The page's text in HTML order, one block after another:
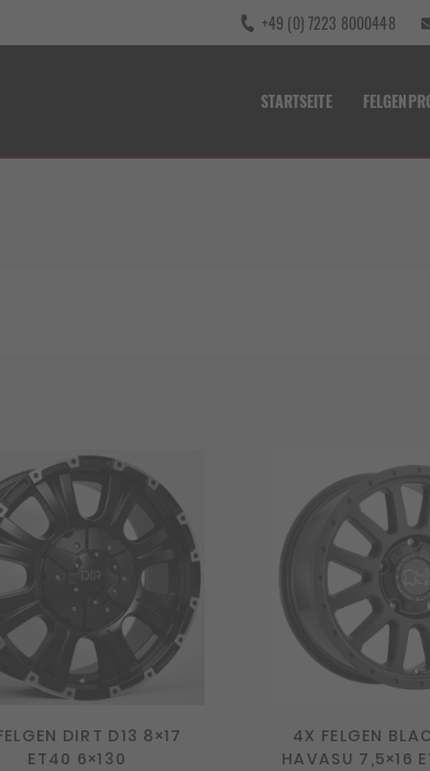
+49 (0) 7223 8000448
STARTSEITE
DIRT D13 8×17
ET40 6×130
4X FELGEN
HAVASU 7,5×16